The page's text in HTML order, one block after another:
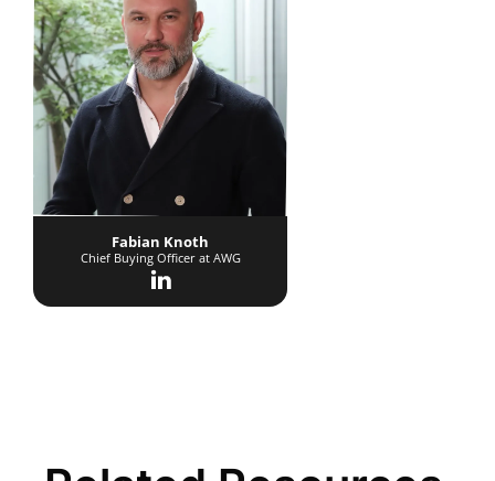
Fabian Knoth
Chief Buying Officer at AWG